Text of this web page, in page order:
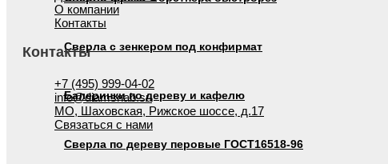
Сверла с зенкером под конфирмат
Балеринки по дереву и кафелю
Сверла по дереву перовые ГОСТ16518-96
О компании
Контакты
Контакты
+7 (495) 999-04-02
info@diamsnab.su
МО, Шаховская, Рижское шоссе, д.17
Связаться с нами